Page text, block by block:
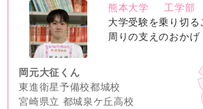
no
image
熊本大学
工学部
大学受験を乗り切
周りの支えのおかげ
岡元大征くん
東進衛星予備校都城校
宮崎県立 都城泉ケ丘高校